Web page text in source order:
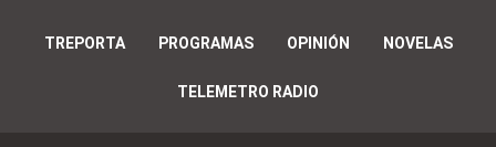
TREPORTA PROGRAMAS OPINIÓN NOVELAS
TELEMETRO RADIO